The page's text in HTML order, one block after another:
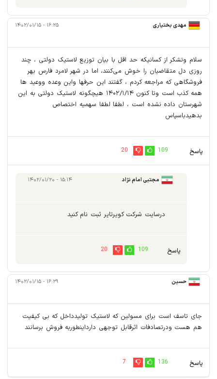
مهدی بختیاری ۱۶:۲۵ - ۱۴۰۲/۰۱/۱۵
سلام وتشکر از کسانیکه حد اقل با بیان توزیع لاستیک دولتی ، چند
روزی دل متقاضیان را خوش می‌کنند، اما در شهر لامرد فارس بهر
فروشگاهی که مراجعه کردم ، گفتند این حرفها واین وعده ووعید ها
همه کذب است وتا کنون ۱۴۰۲/۱/۱۴ هیچگونه لاستیک دولتی به این
شهرستان داده نشده است ، لطفا لطفا سهمیه اختصاص
بدهیدباسپاس
پاسخ 109
20
مجتبی امام نژاد ۱۵:۱۴ - ۱۴۰۲/۰۱/۲۰
درسایت شرکت کویرتایر ثبت نام کنید
پاسخ 109
20
حسین ۱۶:۲۹ - ۱۴۰۲/۰۱/۱۵
جای تاسف است برای مسولین که لاستیک تولیدداخل که بی کیفیت
هم هست ودرتصادفات اثرقابل توجهی دارداینطوربه فروش برسانند
پاسخ 136
7